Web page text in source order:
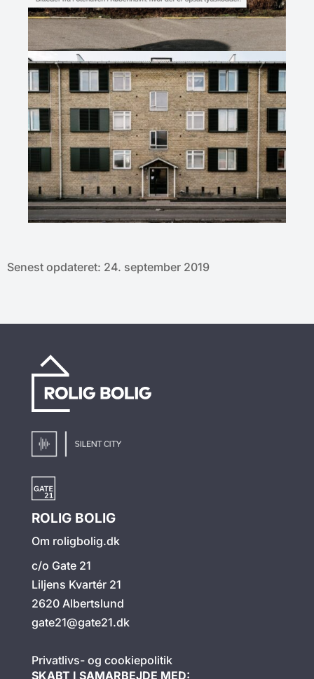
Senest opdateret: 24. september 2019
ROLIG BOLIG
Om roligbolig.dk
c/o Gate 21
Liljens Kvartér 21
2620 Albertslund
gate21@gate21.dk
Privatlivs- og cookiepolitik
SKABT I SAMARBEJDE MED: